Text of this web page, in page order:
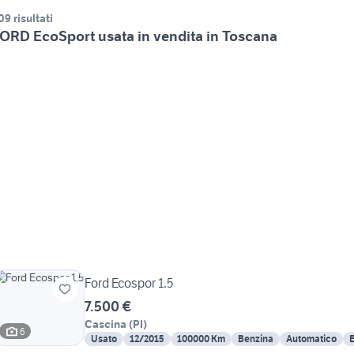
risultati
EcoSport usata in vendita in Toscana
6
Ford Ecospor 1.5
7.500 €
Cascina (PI)
Usato 12/2015 100000 Km Benzina Automatico